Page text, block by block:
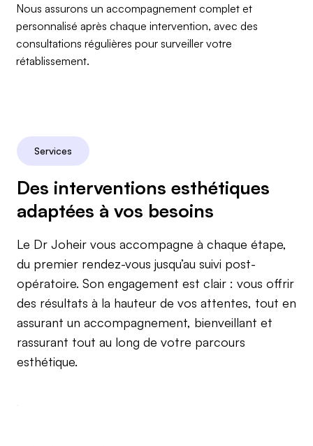
Nous assurons un accompagnement complet et
personnalisé après chaque intervention, avec des
consultations régulières pour surveiller votre
rétablissement.
Services
Des interventions esthétiques
adaptées à vos besoins
Le Dr Joheir vous accompagne à chaque étape,
du premier rendez-vous jusqu’au suivi post-
opératoire. Son engagement est clair : vous offrir
des résultats à la hauteur de vos attentes, tout en
assurant un accompagnement, bienveillant et
rassurant tout au long de votre parcours
esthétique.